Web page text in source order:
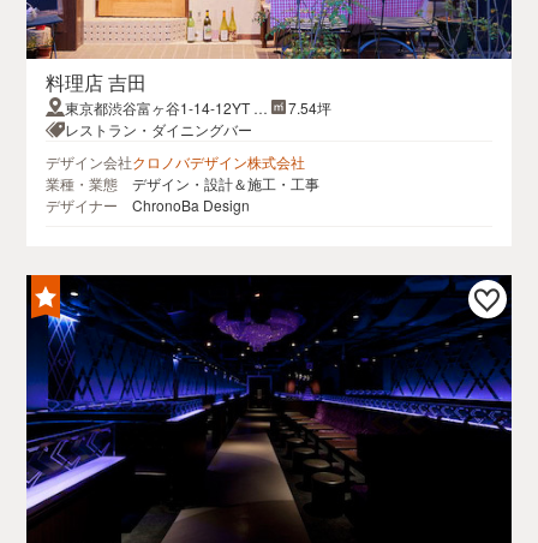
料理店 吉田
東京都渋谷富ヶ谷1-14-12YT ビ
ル代々木公園1F
7.54坪
レストラン・ダイニングバー
デザイン会社クロノバデザイン株式会社
業種・業態
デザイン・設計＆施工・工事
デザイナー
ChronoBa Design